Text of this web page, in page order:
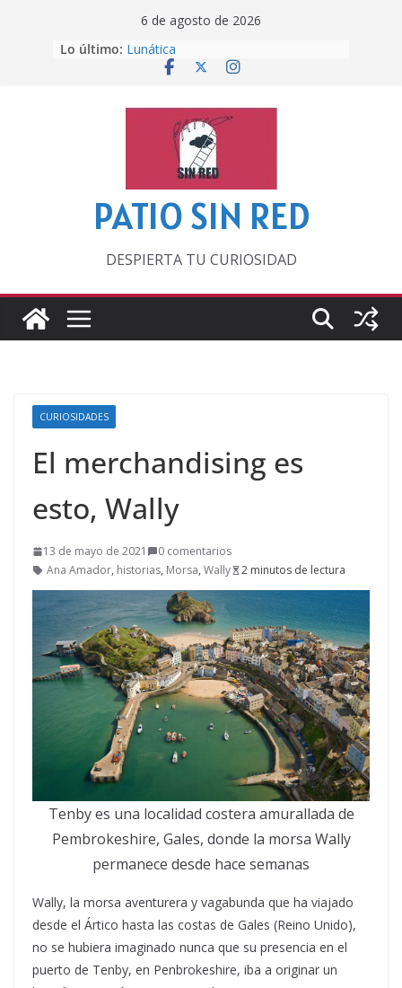
6 de agosto de 2026
Lo último: Lunática
Pero, hasta entonces…
‘La broma infinita’ de recomendar
lecturas veraniegas
Otra del Mundial
PATIO SIN RED
DESPIERTA TU CURIOSIDAD
CURIOSIDADES
El merchandising es
esto, Wally
13 de mayo de 2021
0 comentarios
Ana Amador, historias, Morsa, Wally 2 minutos de lectura
Tenby es una localidad costera amurallada de
Pembrokeshire, Gales, donde la morsa Wally
permanece desde hace semanas
Wally, la morsa aventurera y vagabunda que ha viajado
desde el Ártico hasta las costas de Gales (Reino Unido),
no se hubiera imaginado nunca que su presencia en el
puerto de Tenby, en Penbrokeshire, iba a originar un